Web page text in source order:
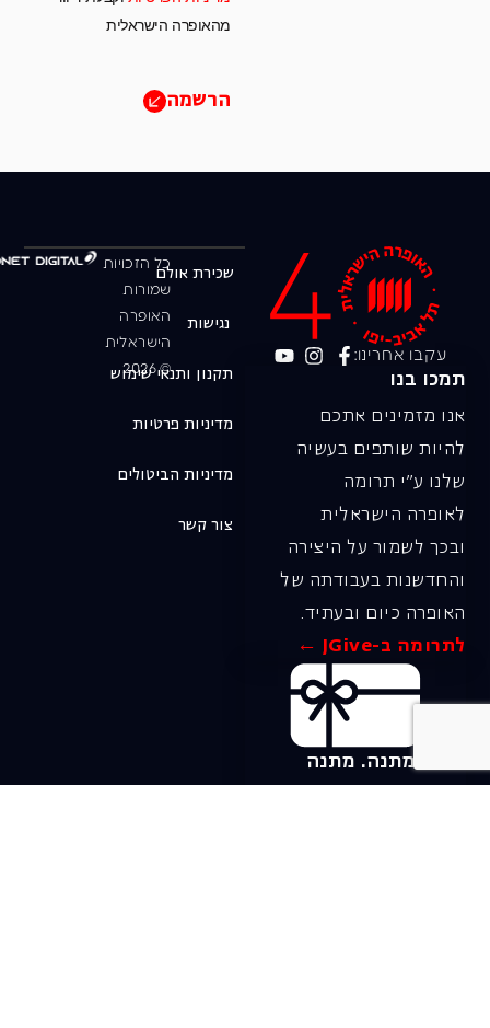
מהאופרה הישראלית
הרשמה
עקבו אחרינו:
תמכו בנו
אנו מזמינים אתכם
להיות שותפים בעשיה
שלנו ע"י תרומה
לאופרה הישראלית
ובכך לשמור על היצירה
והחדשנות בעבודתה של
האופרה כיום ובעתיד.
לתרומה ב-JGive ←
שובר מתנה. מתנה
אישית מפנקת
כל הזכויות
שמורות
האופרה
הישראלית
© 2026
שכירת אולם
נגישות
תקנון ותנאי שימוש
מדיניות פרטיות
מדיניות הביטולים
צור קשר